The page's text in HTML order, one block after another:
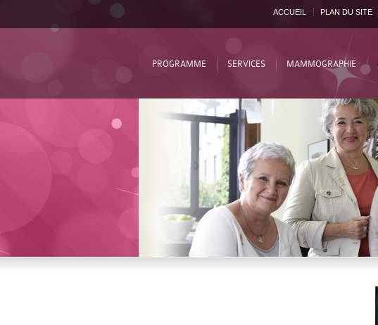
ACCUEIL PLAN DU SITE
PROGRAMME SERVICES MAMMOGRAPHIE